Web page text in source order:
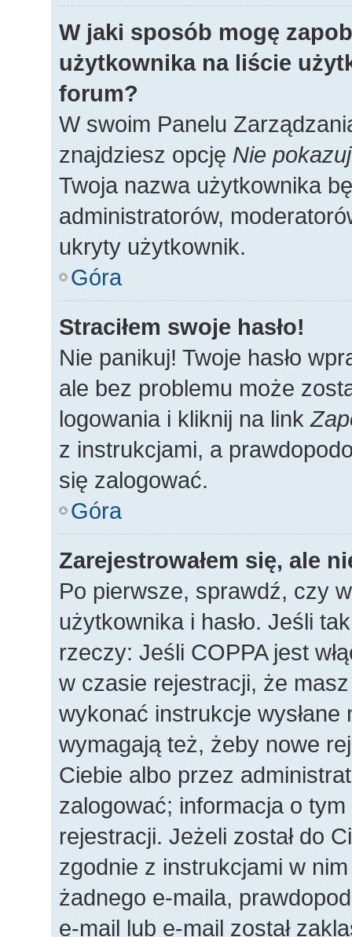
W jaki sposób mogę
użytkownika na liście
forum?
W swoim Panelu
znajdziesz opcję Nie
Twoja nazwa użytkownika
administratorów,
ukryty użytkownik.
Góra
Straciłem swoje hasło!
Nie panikuj! Twoje hasło
ale bez problemu może
logowania i kliknij na link
z instrukcjami, a
się zalogować.
Góra
Zarejestrowałem się, ale
Po pierwsze, sprawdź, czy
użytkownika i hasło. Jeśli
rzeczy: Jeśli COPPA jest
w czasie rejestracji, że
wykonać instrukcje
wymagają też, żeby nowe
Ciebie albo przez
zalogować; informacja o
rejestracji. Jeżeli został do
zgodnie z instrukcjami w
żadnego e-maila,
e-mail lub e-mail został